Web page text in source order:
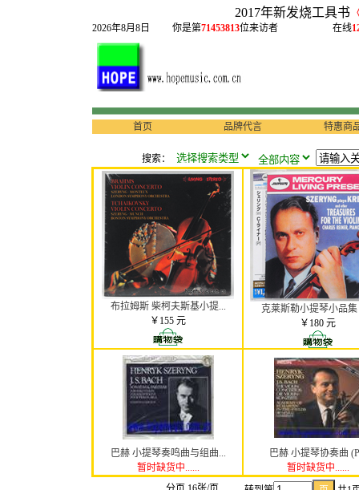
2017年新发烧工具书
2026年8月8日 你是第71453813位来访者 在线
首页 品牌代言 特惠商
搜索：
布拉姆斯 柴柯夫斯基小提...
￥155 元
克莱斯勒小提琴小品
￥180 元
巴赫 小提琴奏鸣曲与组曲...
暂时缺货中......
巴赫 小提琴协奏曲
暂时缺货中......